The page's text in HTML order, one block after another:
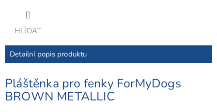
HLÍDAT
Detailní popis produktu
Pláštěnka pro fenky ForMyDogs
BROWN METALLIC